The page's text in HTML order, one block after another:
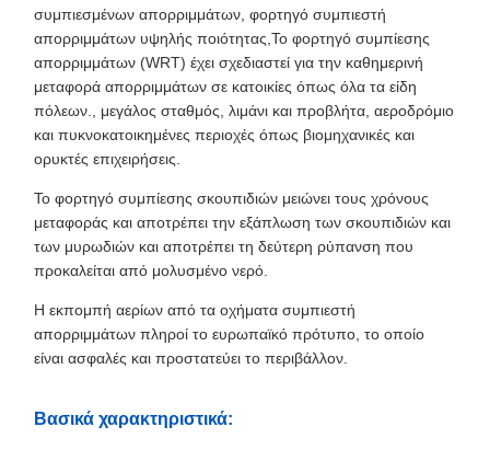
συμπιεσμένων απορριμμάτων, φορτηγό συμπιεστή
απορριμμάτων υψηλής ποιότητας,Το φορτηγό συμπίεσης
απορριμμάτων (WRT) έχει σχεδιαστεί για την καθημερινή
μεταφορά απορριμμάτων σε κατοικίες όπως όλα τα είδη
πόλεων., μεγάλος σταθμός, λιμάνι και προβλήτα, αεροδρόμιο
και πυκνοκατοικημένες περιοχές όπως βιομηχανικές και
ορυκτές επιχειρήσεις.
Το φορτηγό συμπίεσης σκουπιδιών μειώνει τους χρόνους
μεταφοράς και αποτρέπει την εξάπλωση των σκουπιδιών και
των μυρωδιών και αποτρέπει τη δεύτερη ρύπανση που
προκαλείται από μολυσμένο νερό.
Η εκπομπή αερίων από τα οχήματα συμπιεστή
απορριμμάτων πληροί το ευρωπαϊκό πρότυπο, το οποίο
είναι ασφαλές και προστατεύει το περιβάλλον.
Βασικά χαρακτηριστικά: